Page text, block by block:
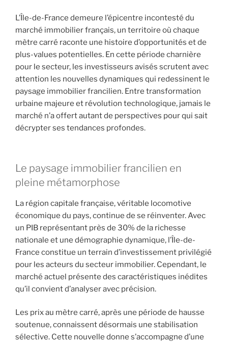
L’Île-de-France demeure l’épicentre incontesté du
marché immobilier français, un territoire où chaque
mètre carré raconte une histoire d’opportunités et de
plus-values potentielles. En cette période charnière
pour le secteur, les investisseurs avisés scrutent avec
attention les nouvelles dynamiques qui redessinent le
paysage immobilier francilien. Entre transformation
urbaine majeure et révolution technologique, jamais le
marché n’a offert autant de perspectives pour qui sait
décrypter ses tendances profondes.
Le paysage immobilier francilien en
pleine métamorphose
La région capitale française, véritable locomotive
économique du pays, continue de se réinventer. Avec
un PIB représentant près de 30% de la richesse
nationale et une démographie dynamique, l’Île-de-
France constitue un terrain d’investissement privilégié
pour les acteurs du secteur immobilier. Cependant, le
marché actuel présente des caractéristiques inédites
qu’il convient d’analyser avec précision.
Les prix au mètre carré, après une période de hausse
soutenue, connaissent désormais une stabilisation
sélective. Cette nouvelle donne s’accompagne d’une